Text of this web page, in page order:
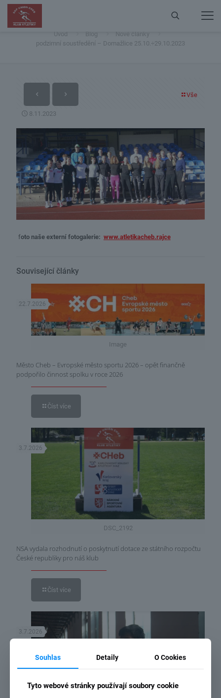
podzimní soustředění – Domažlice 25.10.÷29.10.2023
Úvod Blog
Nové články
podzimní soustředění – Domažlice 25.10.÷29.10.2023
Vše
8.11.2023
foto naše externí fotogalerie: www.atletikacheb.rajce
Související články
Image
22.7.2026
Město Cheb – Evropské město sportu 2026 – opět finančně
podpořilo činnost spolku v roce 2026
Číst více
DSC_2192
3.7.2026
NSA vydala rozhodnutí o poskytnutí dotace ze státního rozpočtu
České republiky pro náš klub
Číst více
3.7.2026
Souhlas Detaily O Cookies
Tyto webové stránky používají soubory cookie